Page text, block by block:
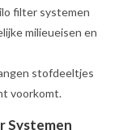
filter systemen
milieueisen en
stofdeeltjes
voorkomt.
Systemen